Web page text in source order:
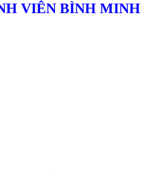
VIÊN BÌNH MINH